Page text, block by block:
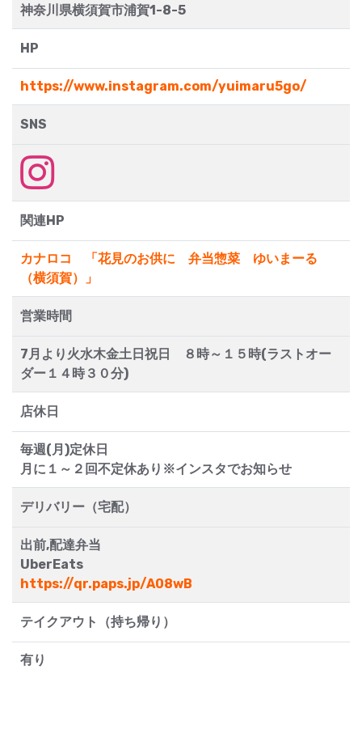
神奈川県横須賀市浦賀1-8-5
HP
https://www.instagram.com/yuimaru5go/
SNS
関連HP
カナロコ 「花見のお供に 弁当惣菜 ゆいまーる
（横須賀）」
営業時間
7月より火水木金土日祝日 ８時～１５時(ラストオー
ダー１４時３０分)
店休日
毎週(月)定休日
月に１～２回不定休あり※インスタでお知らせ
デリバリー（宅配）
出前,配達弁当
UberEats
https://qr.paps.jp/A08wB
テイクアウト（持ち帰り）
有り